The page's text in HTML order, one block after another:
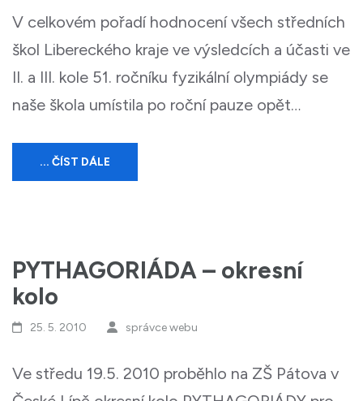
V celkovém pořadí hodnocení všech středních
škol Libereckého kraje ve výsledcích a účasti ve
II. a III. kole 51. ročníku fyzikální olympiády se
naše škola umístila po roční pauze opět…
... ČÍST DÁLE
PYTHAGORIÁDA – okresní
kolo
25. 5. 2010 správce webu
Ve středu 19.5. 2010 proběhlo na ZŠ Pátova v